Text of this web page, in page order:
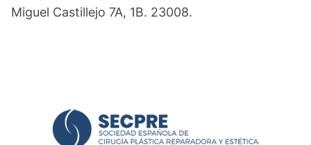
Miguel Castillejo 7A, 1B. 23008.